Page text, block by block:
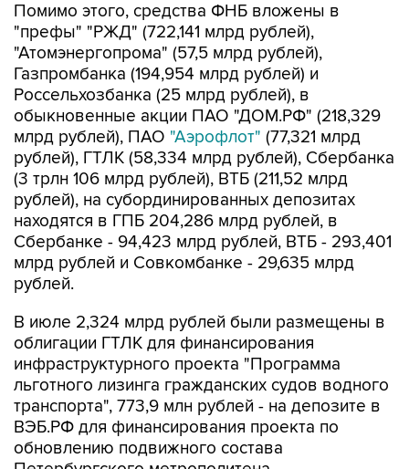
Помимо этого, средства ФНБ вложены в
"префы" "РЖД" (722,141 млрд рублей),
"Атомэнергопрома" (57,5 млрд рублей),
Газпромбанка (194,954 млрд рублей) и
Россельхозбанка (25 млрд рублей), в
обыкновенные акции ПАО "ДОМ.РФ" (218,329
млрд рублей), ПАО "Аэрофлот" (77,321 млрд
рублей), ГТЛК (58,334 млрд рублей), Сбербанка
(3 трлн 106 млрд рублей), ВТБ (211,52 млрд
рублей), на субординированных депозитах
находятся в ГПБ 204,286 млрд рублей, в
Сбербанке - 94,423 млрд рублей, ВТБ - 293,401
млрд рублей и Совкомбанке - 29,635 млрд
рублей.
В июле 2,324 млрд рублей были размещены в
облигации ГТЛК для финансирования
инфраструктурного проекта "Программа
льготного лизинга гражданских судов водного
транспорта", 773,9 млн рублей - на депозите в
ВЭБ.РФ для финансирования проекта по
обновлению подвижного состава